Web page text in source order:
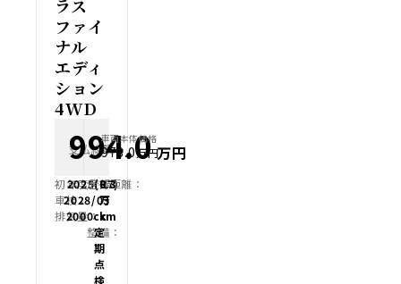
ラス
ファイ
ナル
エディ
ション
4WD
支払総額
994.0 万円
車両本体価格
978.0万円
初年度登録：
2025(R7)
車検：
2028/03
排気量：
2000cc
走行距離：
0.3
万
km
整備：
定
期
点
検